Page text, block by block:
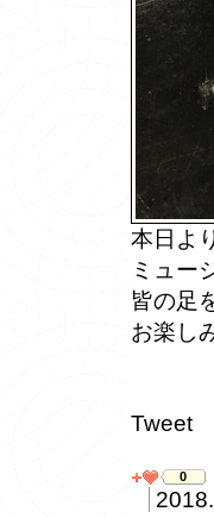
本日よ
ミュー
皆の足
お楽し
Tweet
0